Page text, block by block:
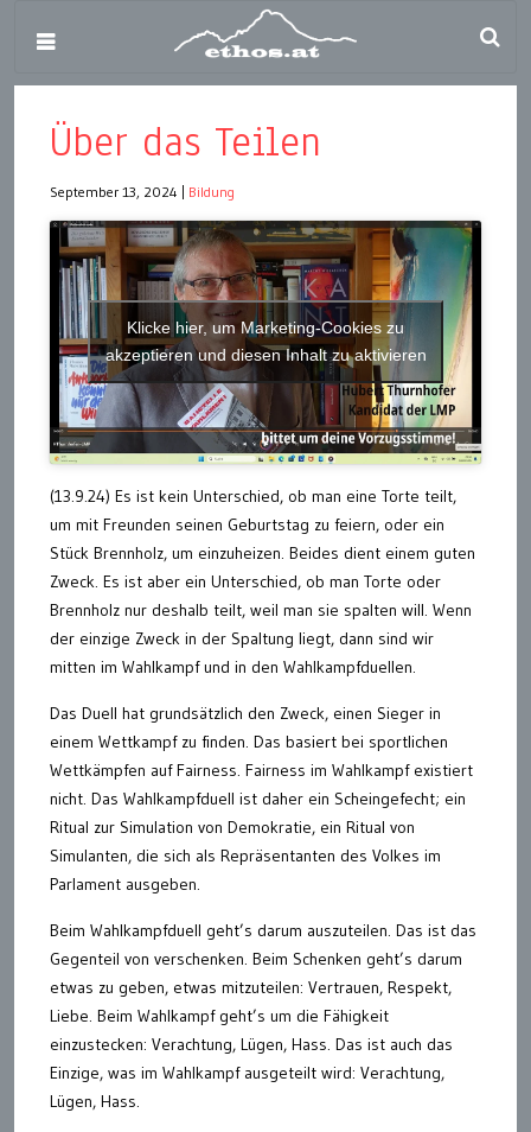
Über das Teilen
September 13, 2024 Bildung
Klicke hier, um Marketing-Cookies zu
akzeptieren und diesen Inhalt zu aktivieren
(13.9.24) Es ist kein Unterschied, ob man eine Torte teilt,
um mit Freunden seinen Geburtstag zu feiern, oder ein
Stück Brennholz, um einzuheizen. Beides dient einem guten
Zweck. Es ist aber ein Unterschied, ob man Torte oder
Brennholz nur deshalb teilt, weil man sie spalten will. Wenn
der einzige Zweck in der Spaltung liegt, dann sind wir
mitten im Wahlkampf und in den Wahlkampfduellen.
Das Duell hat grundsätzlich den Zweck, einen Sieger in
einem Wettkampf zu finden. Das basiert bei sportlichen
Wettkämpfen auf Fairness. Fairness im Wahlkampf existiert
nicht. Das Wahlkampfduell ist daher ein Scheingefecht; ein
Ritual zur Simulation von Demokratie, ein Ritual von
Simulanten, die sich als Repräsentanten des Volkes im
Parlament ausgeben.
Beim Wahlkampfduell geht’s darum auszuteilen. Das ist das
Gegenteil von verschenken. Beim Schenken geht’s darum
etwas zu geben, etwas mitzuteilen: Vertrauen, Respekt,
Liebe. Beim Wahlkampf geht’s um die Fähigkeit
einzustecken: Verachtung, Lügen, Hass. Das ist auch das
Einzige, was im Wahlkampf ausgeteilt wird: Verachtung,
Lügen, Hass.